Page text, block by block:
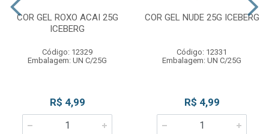
COR GEL ROXO ACAI 25G
ICEBERG
Código: 12329
Embalagem: UN C/25G
R$ 4,99
COR GEL NUDE 25G ICEBERG
Código: 12331
Embalagem: UN C/25G
R$ 4,99